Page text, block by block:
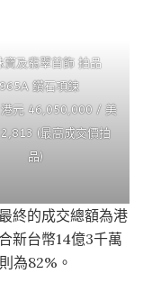
寶及翡翠首飾 拍品
鑽石項鍊
港元 46,050,000 / 美
(最高成交價拍
品)
終的成交總額為港
新台幣14億3千萬
為82%。